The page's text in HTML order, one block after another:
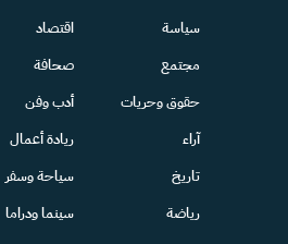
سياسة
مجتمع
حقوق وحريات
آراء
تاريخ
رياضة
اقتصاد
صحافة
أدب وفن
ريادة أعمال
سياحة وسفر
سينما ودراما